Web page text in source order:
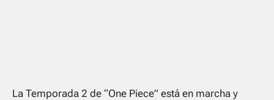
La Temporada 2 de “One Piece” está en marcha y